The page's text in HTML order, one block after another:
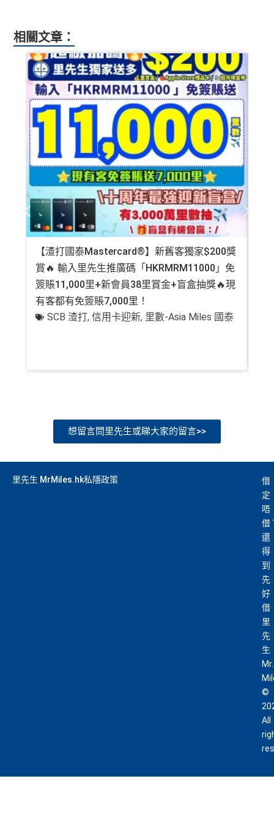
相關文章：
【渣打國泰Mastercard®】新舊客獨家$200獎
賞🔥 輸入里先生推廣碼「HKRMRM11000」免
簽賬11,000里+新會員38里賞金+盲盒抽獎🔥現
有客都有免簽賬7,000里！
SCB 渣打,信用卡迎新, 里數-Asia Miles 國泰
想留言問里先生或睇大家的留言>>
里先生 MrMiles.hk私隱政策
借
定
唔
借
還
得
到
先
好
借
里
先
生
Mr.
©
All